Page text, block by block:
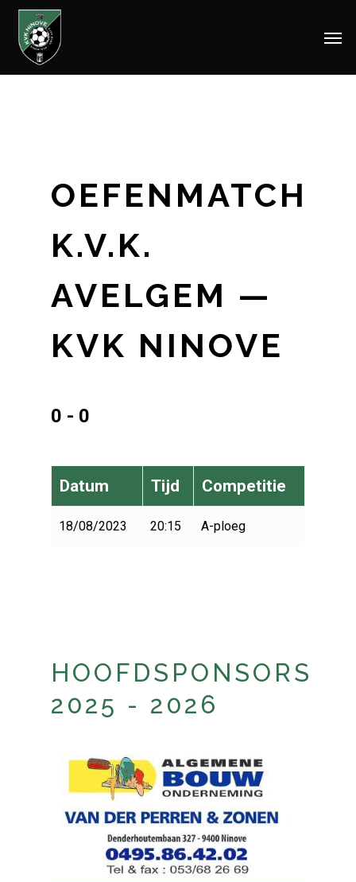
Skip
OEFENMATCH
K.V.K.
AVELGEM —
KVK NINOVE
0 - 0
Datum Tijd Competitie
18/08/2023 20:15 A-ploeg
HOOFDSPONSORS
2025 - 2026